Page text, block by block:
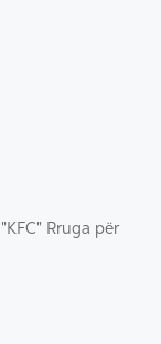
Rruga për